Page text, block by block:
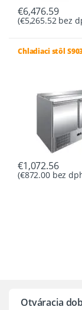
€6,476.59
(€5,265.52bez
Chladiaci stôl
€1,072.56
(€872.00bez
Otváracia